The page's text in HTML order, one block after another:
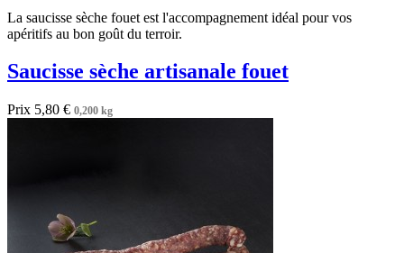
La saucisse sèche fouet est l'accompagnement idéal pour vos
apéritifs au bon goût du terroir.
Saucisse sèche artisanale fouet
Prix 5,80 € 0,200 kg